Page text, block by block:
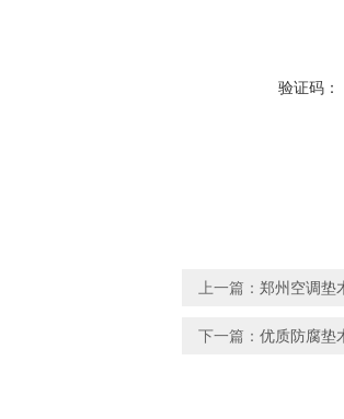
验证码：
上一篇： 郑州空调垫
下一篇： 优质防腐垫